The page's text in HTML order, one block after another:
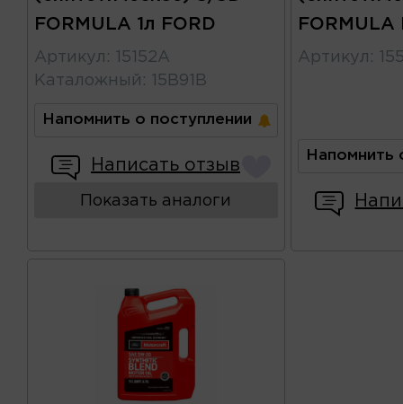
FORMULA 1л FORD
Артикул :
15152A
Каталожный : 15B91B
Напомнить о поступлении
Написать отзыв
Показать аналоги
FORMULA
Артикул :
Напомнить